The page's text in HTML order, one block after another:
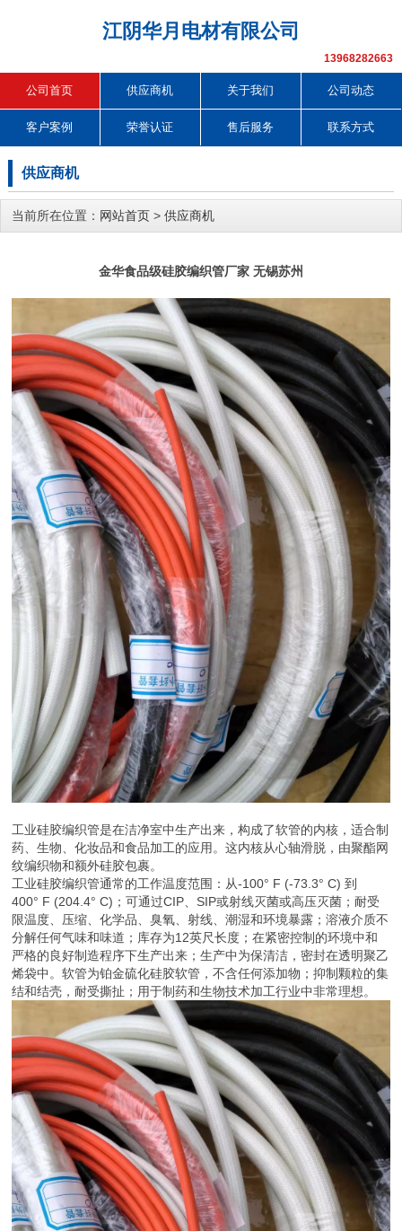
江阴华月电材有限公司
13968282663
公司首页 供应商机 关于我们 公司动态
客户案例 荣誉认证 售后服务 联系方式
供应商机
当前所在位置： 网站首页 > 供应商机
金华食品级硅胶编织管厂家 无锡苏州
工业硅胶编织管是在洁净室中生产出来，构成了软管的内核，适合制
药、生物、化妆品和食品加工的应用。这内核从心轴滑脱，由聚酯网
纹编织物和额外硅胶包裹。
工业硅胶编织管通常的工作温度范围：从-100° F (-73.3° C) 到
400° F (204.4° C)；可通过CIP、SIP或射线灭菌或高压灭菌；耐受
限温度、压缩、化学品、臭氧、射线、潮湿和环境暴露；溶液介质不
分解任何气味和味道；库存为12英尺长度；在紧密控制的环境中和
严格的良好制造程序下生产出来；生产中为保清洁，密封在透明聚乙
烯袋中。软管为铂金硫化硅胶软管，不含任何添加物；抑制颗粒的集
结和结壳，耐受撕扯；用于制药和生物技术加工行业中非常理想。